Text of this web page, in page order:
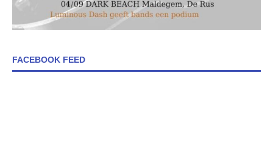
FACEBOOK FEED